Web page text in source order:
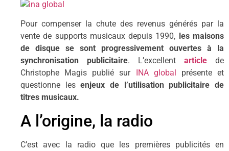
Pour compenser la chute des revenus générés par la
vente de supports musicaux depuis 1990, les maisons
de disque se sont progressivement ouvertes à la
synchronisation publicitaire. L’excellent article de
Christophe Magis publié sur
INA global
présente et
questionne lesenjeux de l’utilisation publicitaire de
titres musicaux.
A l’origine, la radio
C’est avec la radio que les premières publicités en